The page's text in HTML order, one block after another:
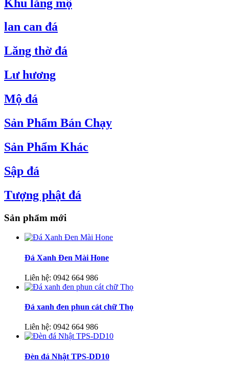
Khu lăng mộ
lan can đá
Lăng thờ đá
Lư hương
Mộ đá
Sản Phẩm Bán Chạy
Sản Phẩm Khác
Sập đá
Tượng phật đá
Sản phẩm mới
Đá Xanh Đen Mài Hone
Liên hệ: 0942 664 986
Đá xanh đen phun cát chữ Thọ
Liên hệ: 0942 664 986
Đèn đá Nhật TPS-DD10